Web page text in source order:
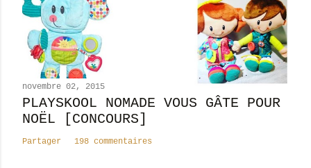
novembre 02, 2015
PLAYSKOOL NOMADE VOUS GÂTE POUR
NOËL [CONCOURS]
Partager 198 commentaires